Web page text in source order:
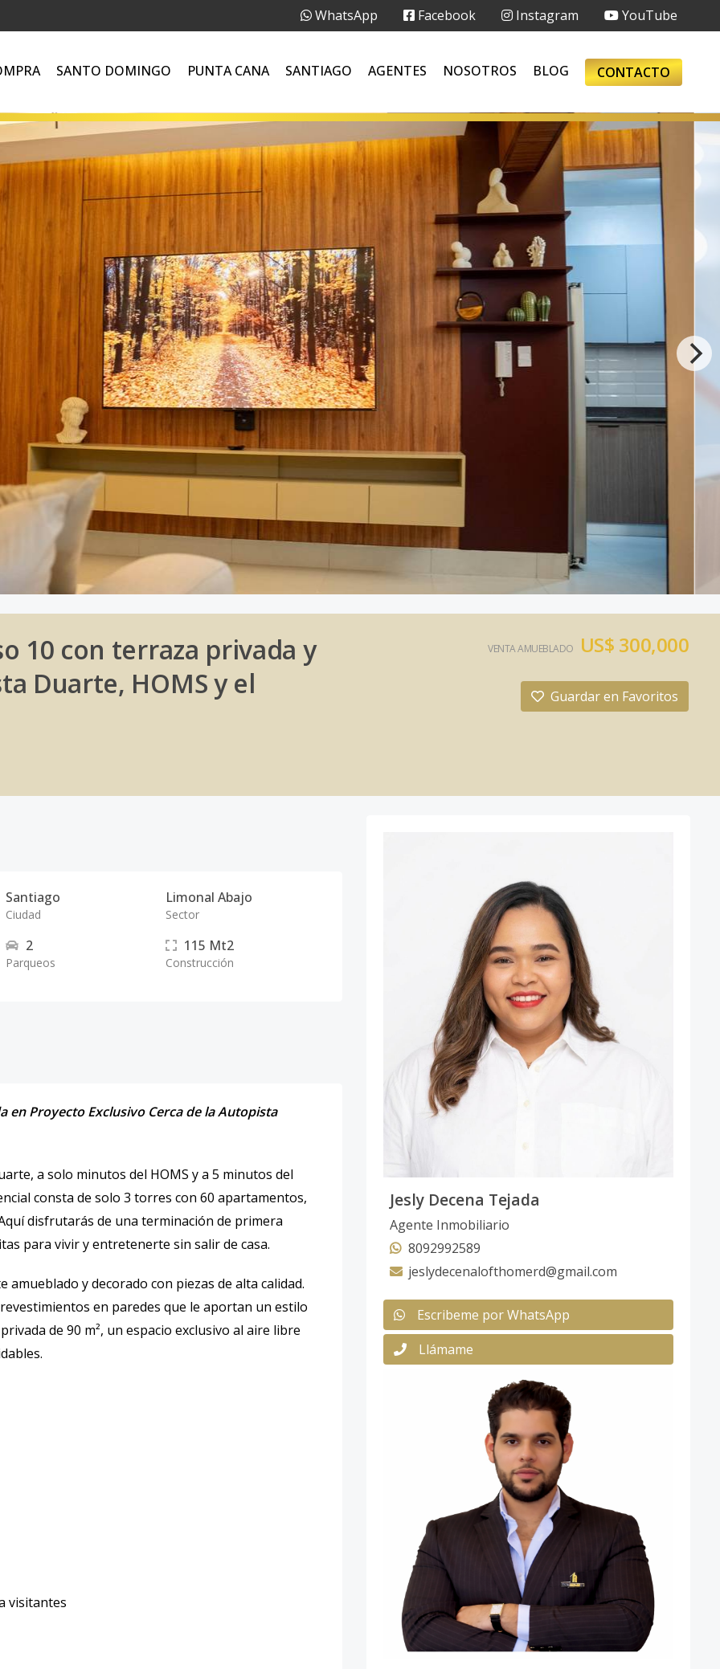
WhatsApp Facebook Instagram YouTube
SANTO DOMINGO PUNTA CANA SANTIAGO AGENTES NOSOTROS BLOG CONTACTO
10 con terraza privada y
Duarte, HOMS y el
VENTA AMUEBLADO US$ 300,000
Guardar en Favoritos
Santiago
Ciudad
Limonal Abajo
Sector
2
Parqueos
115 Mt2
Construcción
en Proyecto Exclusivo Cerca de la Autopista
a solo minutos del HOMS y a 5 minutos del
consta de solo 3 torres con 60 apartamentos,
disfrutarás de una terminación de primera
para vivir y entretenerte sin salir de casa.
amueblado y decorado con piezas de alta calidad.
en paredes que le aportan un estilo
de 90 m², un espacio exclusivo al aire libre
visitantes
Jesly Decena Tejada
Agente Inmobiliario
8092992589
jeslydecenalofthomerd@gmail.com
Escribeme por WhatsApp
Llámame